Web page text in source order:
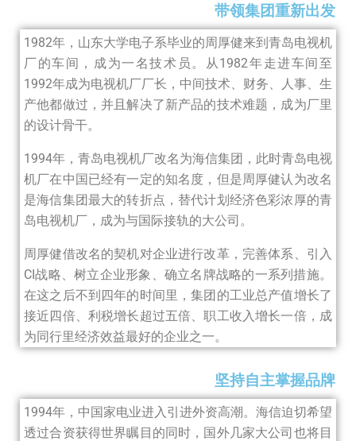
带领集团重新出发
1982年，山东大学电子系毕业的周厚健来到青岛电视机
厂的车间，成为一名技术员。从1982年走进车间至
1992年成为电视机厂厂长，中间技术、财务、人事、生
产他都做过，并且解决了新产品的技术难题，成为厂里
的设计骨干。
1994年，青岛电视机厂改名为海信集团，此时青岛电视
机厂在中国已经有一定的知名度，但是周厚健认为改名
是海信集团最大的转折点，替代计划经济色彩浓厚的青
岛电视机厂，成为与国际接轨的大公司。
周厚健借改名的契机对企业进行改革，完善体系、引入
CI战略、树立企业形象、确立名牌战略的一系列措施。
在这之后不到四年的时间里，集团的工业总产值增长了
接近四倍、利税增长超过五倍、职工收入增长一倍，成
为同行里经济效益最好的企业之一。
坚持自主掌握品牌
1994年，中国家电业进入引进外资高潮。海信迫切希望
透过合资获得世界瞩目的同时，国外几家大公司也将目